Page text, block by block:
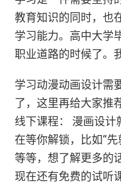
教育知识的同时，也
学习能力。高中大学
职业道路的时候了。
学习动漫动画设计需
了，这里再给大家推
线下课程： 漫画设计
在等你解锁，比如“
等等，想了解更多的
现在还有免费的试听